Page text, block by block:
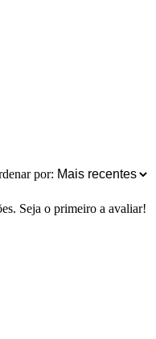
por:
Seja o primeiro a avaliar!